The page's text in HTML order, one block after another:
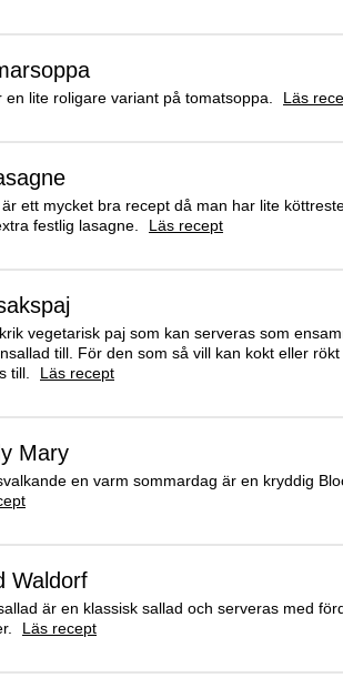
en lite roligare variant på tomatsoppa. Läs
ett mycket bra recept då man har lite
festlig lasagne.
Läs recept
vegetarisk paj som kan serveras som
till. För den som så vill kan kokt eller rökt
till.
Läs recept
Mary
en varm sommardag är en kryddig
Waldorf
är en klassisk sallad och serveras med
Läs recept